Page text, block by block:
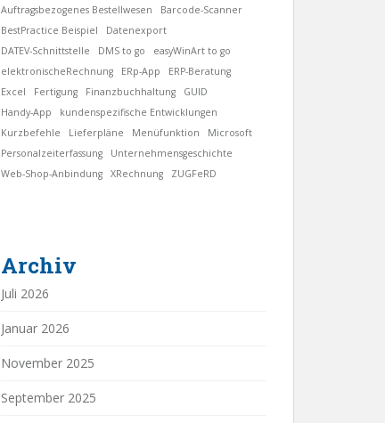
Auftragsbezogenes Bestellwesen
Barcode-Scanner
BestPractice Beispiel
Datenexport
DATEV-Schnittstelle
DMS to go
easyWinArt to go
elektronischeRechnung
ERp-App
ERP-Beratung
Excel
Fertigung Finanzbuchhaltung
GUID
Handy-App
kundenspezifische Entwicklungen
Kurzbefehle
Lieferpläne Menüfunktion
Microsoft
Personalzeiterfassung
Unternehmensgeschichte
Web-Shop-Anbindung
XRechnung ZUGFeRD
Archiv
Juli 2026
Januar 2026
November 2025
September 2025